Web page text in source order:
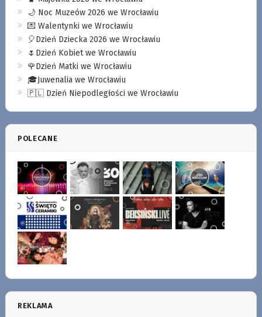
🌙 Noc Muzeów 2026 we Wrocławiu
💌 Walentynki we Wrocławiu
🎈Dzień Dziecka 2026 we Wrocławiu
🌷Dzień Kobiet we Wrocławiu
🌹Dzień Matki we Wrocławiu
🎓Juwenalia we Wrocławiu
🇵🇱 Dzień Niepodległości we Wrocławiu
POLECANE
REKLAMA